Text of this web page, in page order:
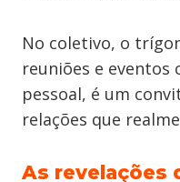
No coletivo, o
reuniões e eventos
pessoal, é um
relações que
As revelações